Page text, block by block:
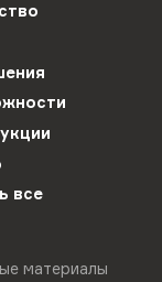
все
материалы